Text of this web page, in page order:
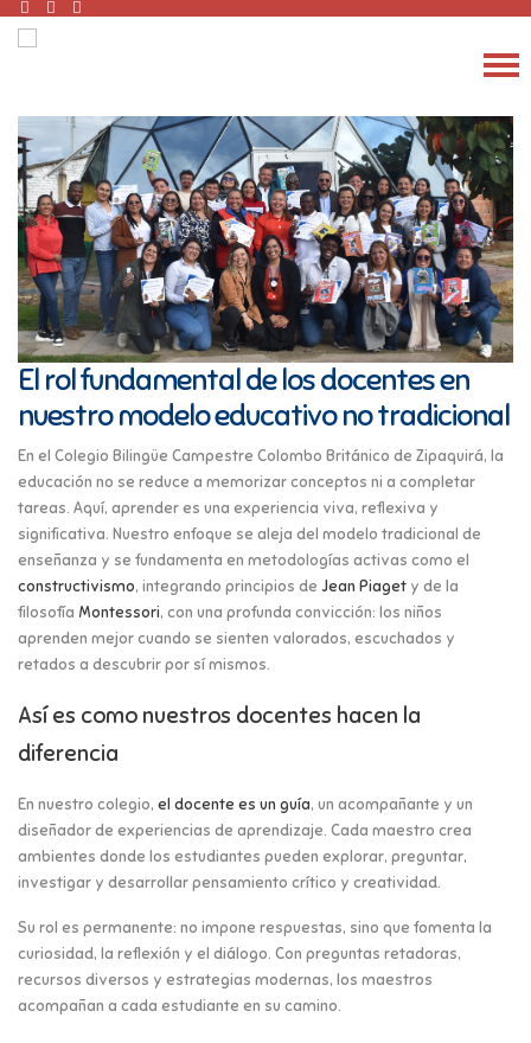
El rol fundamental de los docentes en
nuestro modelo educativo no tradicional
En el Colegio Bilingüe Campestre Colombo Británico de Zipaquirá, la
educación no se reduce a memorizar conceptos ni a completar
tareas. Aquí, aprender es una experiencia viva, reflexiva y
significativa. Nuestro enfoque se aleja del modelo tradicional de
enseñanza y se fundamenta en metodologías activas como el
constructivismo, integrando principios de Jean Piaget y de la
filosofía Montessori, con una profunda convicción: los niños
aprenden mejor cuando se sienten valorados, escuchados y
retados a descubrir por sí mismos.
Así es como nuestros docentes hacen la
diferencia
En nuestro colegio, el docente es un guía, un acompañante y un
diseñador de experiencias de aprendizaje. Cada maestro crea
ambientes donde los estudiantes pueden explorar, preguntar,
investigar y desarrollar pensamiento crítico y creatividad.
Su rol es permanente: no impone respuestas, sino que fomenta la
curiosidad, la reflexión y el diálogo. Con preguntas retadoras,
recursos diversos y estrategias modernas, los maestros
acompañan a cada estudiante en su camino.